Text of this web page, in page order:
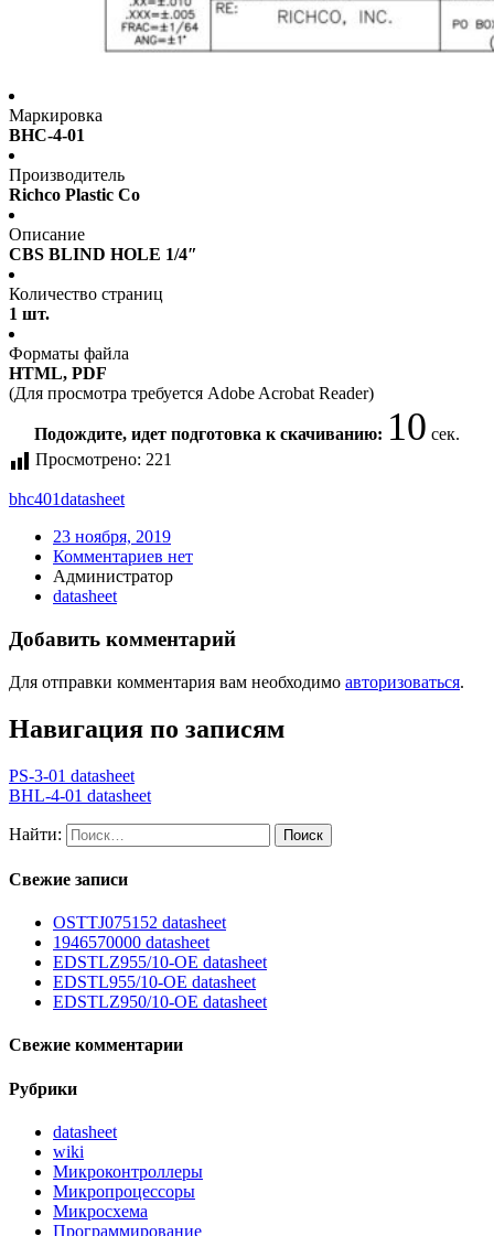
Маркировка
BHC-4-01
Производитель
Richco Plastic Co
Описание
CBS BLIND HOLE 1/4″
Количество страниц
1 шт.
Форматы файла
HTML, PDF
(Для просмотра требуется Adobe Acrobat Reader)
Подождите, идет подготовка к скачиванию:9сек.
Просмотрено: 221
bhc401datasheet
23 ноября, 2019
Комментариев нет
Администратор
datasheet
Добавить комментарий
Для отправки комментария вам необходимо авторизоваться.
Навигация по записям
PS-3-01 datasheet
BHL-4-01 datasheet
Найти:
Свежие записи
OSTTJ075152 datasheet
1946570000 datasheet
EDSTLZ955/10-OE datasheet
EDSTL955/10-OE datasheet
EDSTLZ950/10-OE datasheet
Свежие комментарии
Рубрики
datasheet
wiki
Микроконтроллеры
Микропроцессоры
Микросхема
Программирование